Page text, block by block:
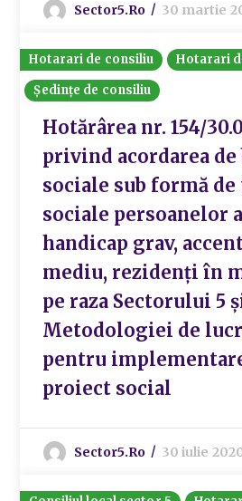
Sector5.ro 30 martie
Hotarari de consiliu
Hotarari
Ședințe de consiliu
Hotărârea nr. 154/
privind acordarea
sociale sub formă
sociale persoanelor
handicap grav,
mediu, rezidenţi în
pe raza Sectorului 5
Metodologiei de
pentru
proiect social
Sector5.ro 30 iulie